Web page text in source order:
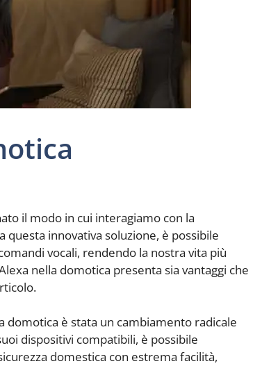
il modo in cui interagiamo con la
questa innovativa soluzione, è possibile
vocali, rendendo la nostra vita più
nella domotica presenta sia vantaggi che
domotica è stata un cambiamento radicale
dispositivi compatibili, è possibile
domestica con estrema facilità,